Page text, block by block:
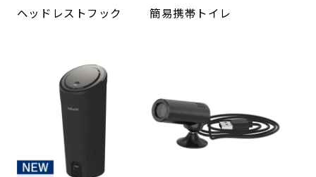
ヘッドレストフック
簡易携帯トイレ